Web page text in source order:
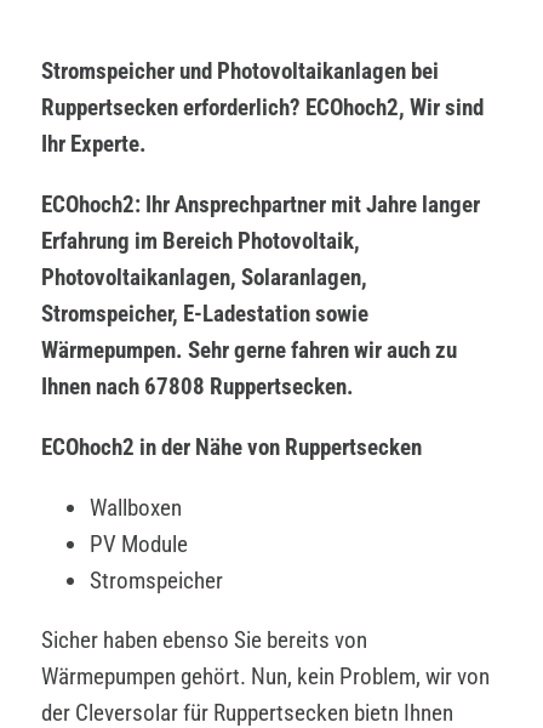
Stromspeicher und Photovoltaikanlagen bei
Ruppertsecken erforderlich? ECOhoch2, Wir sind
Ihr Experte.
ECOhoch2: Ihr Ansprechpartner mit Jahre langer
Erfahrung im Bereich Photovoltaik,
Photovoltaikanlagen, Solaranlagen,
Stromspeicher, E-Ladestation sowie
Wärmepumpen. Sehr gerne fahren wir auch zu
Ihnen nach 67808 Ruppertsecken.
ECOhoch2 in der Nähe von Ruppertsecken
Wallboxen
PV Module
Stromspeicher
Sicher haben ebenso Sie bereits von
Wärmepumpen gehört. Nun, kein Problem, wir von
der Cleversolar für Ruppertsecken bietn Ihnen